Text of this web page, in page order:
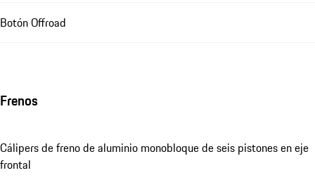
Botón Offroad
Frenos
Cálipers de freno de aluminio monobloque de seis pistones en eje
frontal